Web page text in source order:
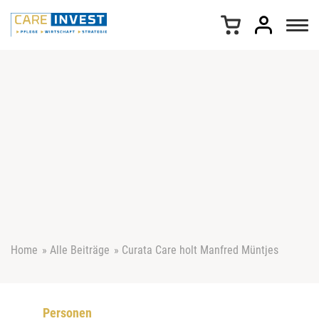
Home » Alle Beiträge » Curata Care holt Manfred Müntjes
Personen